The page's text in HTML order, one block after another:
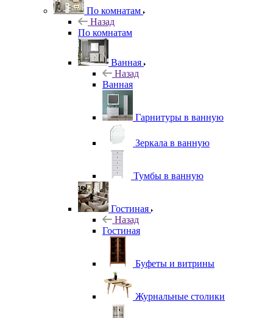
По комнатам
Назад
По комнатам
Ванная
Назад
Ванная
Гарнитуры в ванную
Зеркала в ванную
Тумбы в ванную
Гостиная
Назад
Гостиная
Буфеты и витрины
Журнальные столики